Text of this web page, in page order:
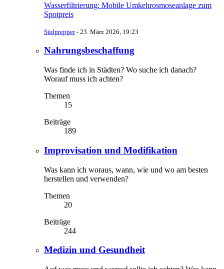
Wasserfiltrierung: Mobile Umkehrosmoseanlage zum
Spotpreis
Südprepper- 23. März 2026, 19:23
Nahrungsbeschaffung
Was finde ich in Städten? Wo suche ich danach?
Worauf muss ich achten?
Themen
15
Beiträge
189
Improvisation und Modifikation
Was kann ich woraus, wann, wie und wo am besten
herstellen und verwenden?
Themen
20
Beiträge
244
Medizin und Gesundheit